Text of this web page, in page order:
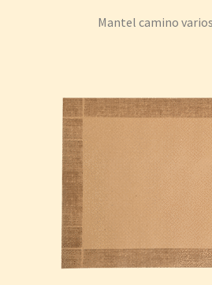
Mantel camino